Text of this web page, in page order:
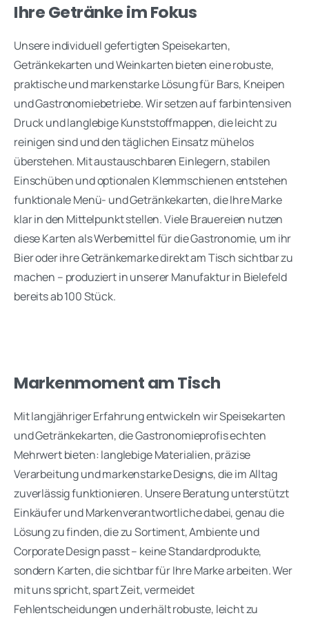
Ihre Getränke im Fokus
Unsere individuell gefertigten Speisekarten,
Getränkekarten und Weinkarten bieten eine robuste,
praktische und markenstarke Lösung für Bars, Kneipen
und Gastronomiebetriebe. Wir setzen auf farbintensiven
Druck und langlebige Kunststoffmappen, die leicht zu
reinigen sind und den täglichen Einsatz mühelos
überstehen. Mit austauschbaren Einlegern, stabilen
Einschüben und optionalen Klemmschienen entstehen
funktionale Menü- und Getränkekarten, die Ihre Marke
klar in den Mittelpunkt stellen. Viele Brauereien nutzen
diese Karten als Werbemittel für die Gastronomie, um ihr
Bier oder ihre Getränkemarke direkt am Tisch sichtbar zu
machen – produziert in unserer Manufaktur in Bielefeld
bereits ab 100 Stück.
Markenmoment am Tisch
Mit langjähriger Erfahrung entwickeln wir Speisekarten
und Getränkekarten, die Gastronomieprofis echten
Mehrwert bieten: langlebige Materialien, präzise
Verarbeitung und markenstarke Designs, die im Alltag
zuverlässig funktionieren. Unsere Beratung unterstützt
Einkäufer und Markenverantwortliche dabei, genau die
Lösung zu finden, die zu Sortiment, Ambiente und
Corporate Design passt – keine Standardprodukte,
sondern Karten, die sichtbar für Ihre Marke arbeiten. Wer
mit uns spricht, spart Zeit, vermeidet
Fehlentscheidungen und erhält robuste, leicht zu